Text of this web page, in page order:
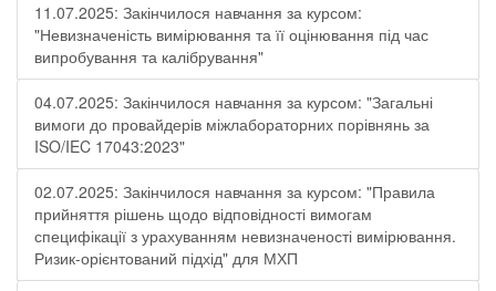
11.07.2025: Закінчилося навчання за курсом:
"Невизначеність вимірювання та її оцінювання під час
випробування та калібрування"
04.07.2025: Закінчилося навчання за курсом: "Загальні
вимоги до провайдерів міжлабораторних порівнянь за
ISO/IEC 17043:2023"
02.07.2025: Закінчилося навчання за курсом: "Правила
прийняття рішень щодо відповідності вимогам
специфікації з урахуванням невизначеності вимірювання.
Ризик-орієнтований підхід" для МХП